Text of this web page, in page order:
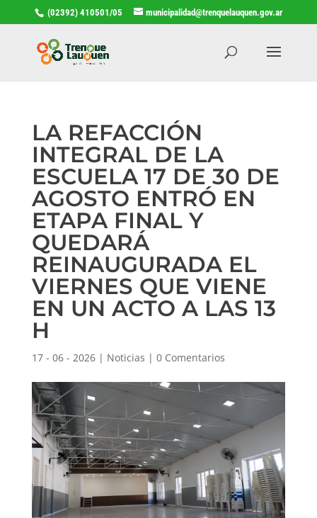
(02392) 410501/05 municipalidad@trenquelauquen.gov.ar
LA REFACCIÓN
INTEGRAL DE LA
ESCUELA 17 DE 30 DE
AGOSTO ENTRÓ EN
ETAPA FINAL Y
QUEDARÁ
REINAUGURADA EL
VIERNES QUE VIENE
EN UN ACTO A LAS 13
H
17 - 06 - 2026| Noticias | 0 Comentarios